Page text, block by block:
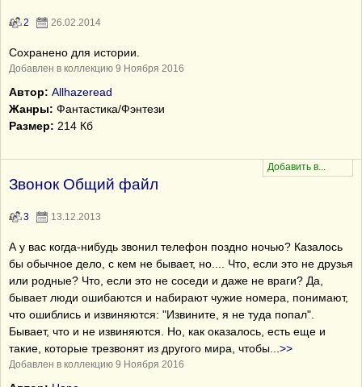
2 26.02.2014
Сохранено для истории.
Добавлен в коллекцию 9 Ноября 2016
Автор: Allhazeread
Жанры: Фантастика/Фэнтези
Размер: 214 Кб
Звонок Общий файл
3 13.12.2013
А у вас когда-нибудь звонил телефон поздно ночью? Казалось
бы обычное дело, с кем не бывает, но.... Что, если это не друзья
или родные? Что, если это не соседи и даже не враги? Да,
бывает люди ошибаются и набирают чужие номера, понимают,
что ошиблись и извиняются: "Извините, я не туда попал".
Бывает, что и не извиняются. Но, как оказалось, есть еще и
такие, которые трезвонят из другого мира, чтобы
>>
Добавлен в коллекцию 9 Ноября 2016